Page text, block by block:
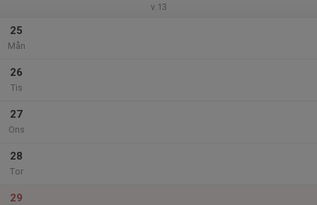
v.13
25
Mån
26
Tis
27
Ons
28
Tor
29